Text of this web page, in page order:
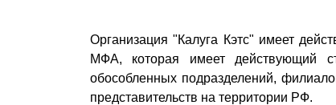
Организация "Калуга Кэтс" имеет
МФА, которая имеет действующий
обособленных подразделений,
представительств на территории РФ.